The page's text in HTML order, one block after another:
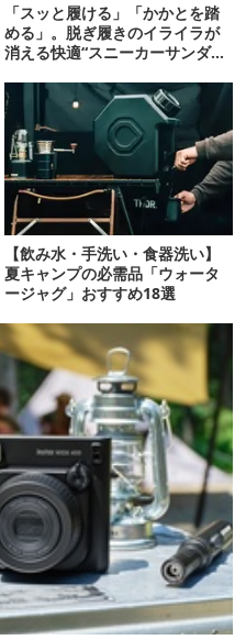
「スッと履ける」「かかとを踏
める」。脱ぎ履きのイライラが
消える快適“スニーカーサンダ
【飲み水・手洗い・食器洗い】
夏キャンプの必需品「ウォータ
ージャグ」おすすめ18選